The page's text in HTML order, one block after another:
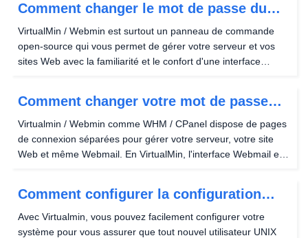
Comment changer le mot de passe du
serveur virtuel dans Virtualmin
VirtualMin / Webmin est surtout un panneau de commande
open-source qui vous permet de gérer votre serveur et vos
sites Web avec la familiarité et le confort d'une interface
Comment changer votre mot de passe
d'utilisateur
Virtualmin / Webmin comme WHM / CPanel dispose de pages
de connexion séparées pour gérer votre serveur, votre site
Web et même Webmail. En VirtualMin, l'interface Webmail est
Comment configurer la configuration
automatique de la clé SSH dans
Virtualmin pour un nouveau
Avec Virtualmin, vous pouvez facilement configurer votre
système pour vous assurer que tout nouvel utilisateur UNIX